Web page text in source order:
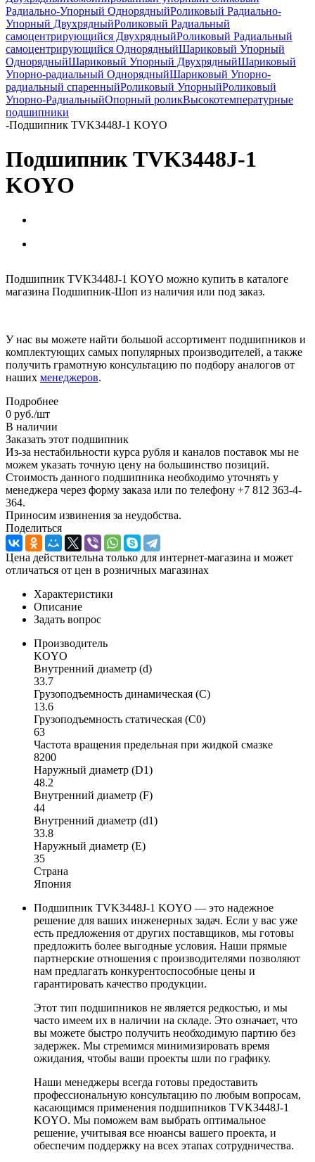
Радиально-Упорный ОднорядныйРоликовый Радиально-
Упорный ДвухрядныйРоликовый Радиальный
самоцентрирующийся ДвухрядныйРоликовый Радиальный
самоцентрирующийся ОднорядныйШариковый Упорный
ОднорядныйШариковый Упорный ДвухрядныйШариковый
Упорно-радиальный ОднорядныйШариковый Упорно-
радиальный спаренныйРоликовый УпорныйРоликовый
Упорно-РадиальныйОпорный роликВысокотемпературные
подшипники
-Подшипник TVK3448J-1 KOYO
Подшипник TVK3448J-1
KOYO
Подшипник TVK3448J-1 KOYO можно купить в каталоге
магазина Подшипник-Шоп из наличия или под заказ.
У нас вы можете найти большой ассортимент подшипников и
комплектующих самых популярных производителей, а также
получить грамотную консультацию по подбору аналогов от
наших менеджеров.
Подробнее
0 руб./шт
В наличии
Заказать этот подшипник
Из-за нестабильности курса рубля и каналов поставок мы не
можем указать точную цену на большинство позиций.
Стоимость данного подшипника необходимо уточнять у
менеджера через форму заказа или по телефону +7 812 363-4-
364.
Приносим извинения за неудобства.
Поделиться
Цена действительна только для интернет-магазина и может
отличаться от цен в розничных магазинах
Характеристики
Описание
Задать вопрос
Производитель
KOYO
Внутренний диаметр (d)
33.7
Грузоподъемность динамическая (C)
13.6
Грузоподъемность статическая (C0)
63
Частота вращения предельная при жидкой смазке
8200
Наружный диаметр (D1)
48.2
Внутренний диаметр (F)
44
Внутренний диаметр (d1)
33.8
Наружный диаметр (E)
35
Страна
Япония
Подшипник TVK3448J-1 KOYO — это надежное
решение для ваших инженерных задач. Если у вас уже
есть предложения от других поставщиков, мы готовы
предложить более выгодные условия. Наши прямые
партнерские отношения с производителями позволяют
нам предлагать конкурентоспособные цены и
гарантировать качество продукции.
Этот тип подшипников не является редкостью, и мы
часто имеем их в наличии на складе. Это означает, что
вы можете быстро получить необходимую партию без
задержек. Мы стремимся минимизировать время
ожидания, чтобы ваши проекты шли по графику.
Наши менеджеры всегда готовы предоставить
профессиональную консультацию по любым вопросам,
касающимся применения подшипников TVK3448J-1
KOYO. Мы поможем вам выбрать оптимальное
решение, учитывая все нюансы вашего проекта, и
обеспечим поддержку на всех этапах сотрудничества.